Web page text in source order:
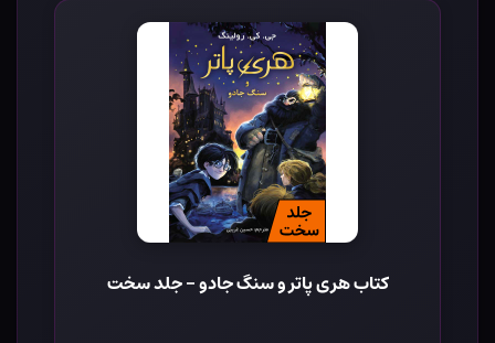
کتاب هری پاتر و سنگ جادو - جلد سخت